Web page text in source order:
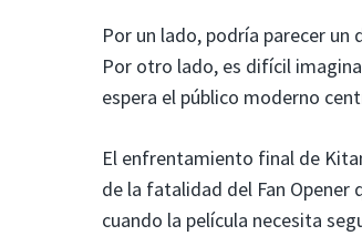
Por un lado, podría parecer
Por otro lado, es difícil
espera el público moderno
El enfrentamiento final de
de la fatalidad del Fan
cuando la película necesita